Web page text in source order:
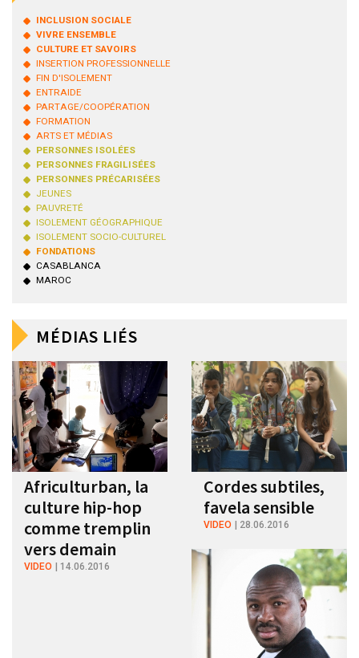
INCLUSION SOCIALE
VIVRE ENSEMBLE
CULTURE ET SAVOIRS
INSERTION PROFESSIONNELLE
FIN D'ISOLEMENT
ENTRAIDE
PARTAGE/COOPÉRATION
FORMATION
ARTS ET MÉDIAS
PERSONNES ISOLÉES
PERSONNES FRAGILISÉES
PERSONNES PRÉCARISÉES
JEUNES
PAUVRETÉ
ISOLEMENT GÉOGRAPHIQUE
ISOLEMENT SOCIO-CULTUREL
FONDATIONS
CASABLANCA
MAROC
MÉDIAS LIÉS
Africulturban, la
culture hip-hop
comme tremplin
vers demain
VIDEO 14.06.2016
Cordes subtiles,
favela sensible
VIDEO 28.06.2016